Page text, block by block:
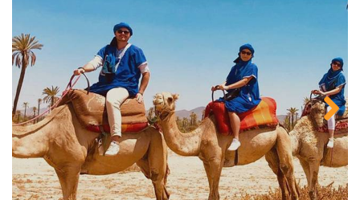
Next